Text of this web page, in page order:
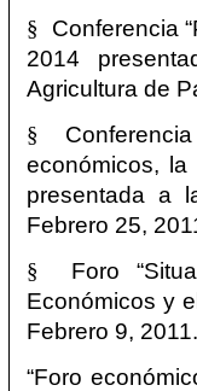
§
Conferencia
2014
Agricultura de
§
económicos,
presentada a
Febrero 25,
§
Foro
Económicos y
Febrero 9, 2011.
“Foro